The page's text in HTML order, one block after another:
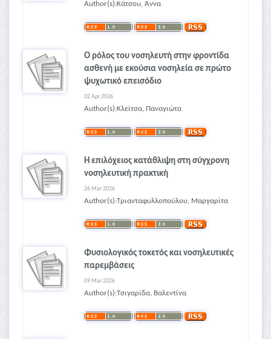
Author(s):Κάτσου, Άννα
Ο ρόλος του νοσηλευτή στην φροντίδα
ασθενή με εκούσια νοσηλεία σε πρώτο
ψυχωτικό επεισόδιο
02 Apr 2026
Author(s):Κλείτσα, Παναγιώτα
Η επιλόχειος κατάθλιψη στη σύγχρονη
νοσηλευτική πρακτική
26 Mar 2026
Author(s):Τριανταφυλλοπούλου, Μαργαρίτα
Φυσιολογικός τοκετός και νοσηλευτικές
παρεμβάσεις
09 Mar 2026
Author(s):Τσιγαρίδα, Βαλεντίνα